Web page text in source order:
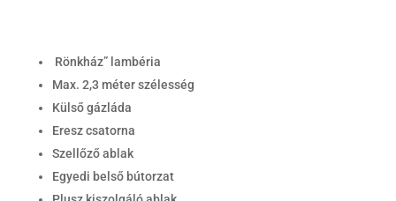
Rönkház” lambéria
Max. 2,3 méter szélesség
Külső gázláda
Eresz csatorna
Szellőző ablak
Egyedi belső bútorzat